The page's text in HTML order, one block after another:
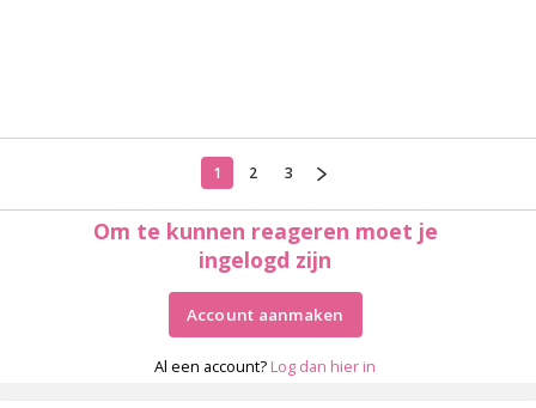
1 2 3
Om te kunnen reageren moet je
ingelogd zijn
Account aanmaken
Al een account? Log dan hier in